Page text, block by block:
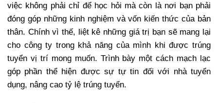
việc không phải chỉ để học hỏi mà còn là nơi bạn phải
đóng góp những kinh nghiệm và vốn kiến thức của bản
thân. Chính vì thế, liệt kê những giá trị bạn sẽ mang lại
cho công ty trong khả năng của mình khi được trúng
tuyển vị trí mong muốn. Trình bày một cách mạch lạc
góp phần thể hiện được sự tự tin đối với nhà tuyển
dụng, nâng cao tỷ lệ trúng tuyển.